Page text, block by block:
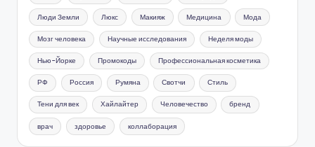
Люди Земли Люкс Макияж Медицина Мода
Мозг человека Научные исследования Неделя моды
Нью-Йорке Промокоды Профессиональная косметика
РФ Россия Румяна Свотчи Стиль
Тени для век Хайлайтер Человечество бренд
врач здоровье коллаборация